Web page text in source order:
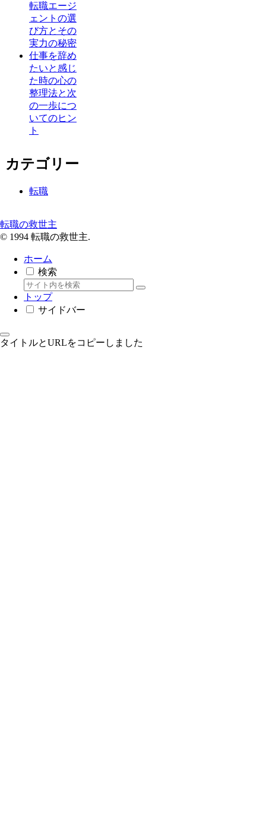
転職エージ
ェントの選
び方とその
実力の秘密
仕事を辞め
たいと感じ
た時の心の
整理法と次
の一歩につ
いてのヒン
ト
カテゴリー
転職
転職の救世主
© 1994 転職の救世主.
ホーム
検索
トップ
サイドバー
タイトルとURLをコピーしました